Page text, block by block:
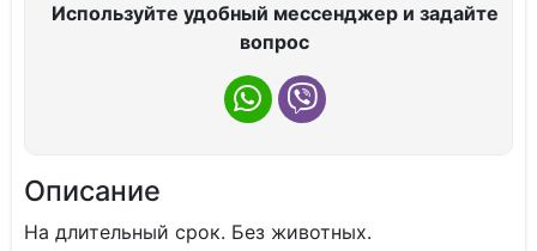
Используйте удобный мессенджер и задайте
вопрос
Описание
На длительный срок. Без животных.